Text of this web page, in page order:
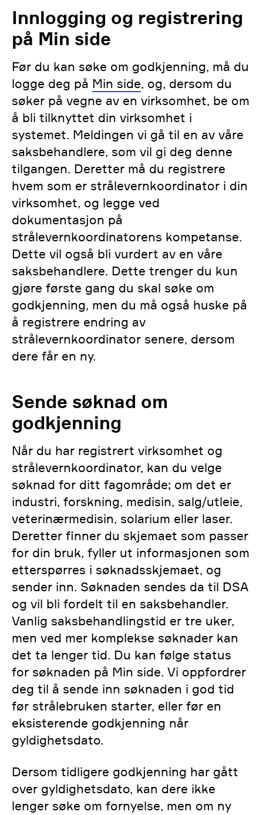
tilsetting av radioaktive stoffer i
produkter og salg av slike
produkter (Word)
MAL for sikkerhetsrapport
akselerator (Word)
MAL for sikkerhetsrapport
bestrålingsanlegg (Word)
MAL for sikkerhetsrapport
sporstoffundersøkelser (Word)
MAL for sikkerhetsrapport bruk
av ioniserende strålekilder til
kontroll av personer i
sikkerhetssammenheng (Word)
Mal for sikkerhetsrapport -
loggevirksomhet (Word)
MAL for sikkerhetsrapport sterke
kapslede kilder (Word)
og eksport av sterke radioaktive
kilder (Word)
MAL for sikkerheitsrapport
Mal for sikkerheitsrapport
industriell radiografi (Word)
Mal for sikkerheitsrapport for
tilsetjing av radioaktive stoff i
produkt og sal av slike produkt
(Word)
Mal for sikkerheitsrapport
akselerator (Word)
Mal for sikkerheitsrapport
bestrålingsanlegg (Word)
Mal for sikkerheitsrapport
sporstoffundersøkingar (Word)
Mal for sikkerheitsrapport bruk
av ioniserande strålekjelder til
sikkerheitssamanheng (Word)
Mal for sikkerheitsrapport
loggeverksemder (Word)
Mal for sikkerheitsrapport sterke
kapsla kjelder (Word)
Mal for sikkerheitsrapport import
og eksport av sterke radioaktive
kjelder (Word)
Innlogging og registrering
på Min side
Før du kan søke om godkjenning, må du
logge deg på Min side, og, dersom du
søker på vegne av en virksomhet, be om
å bli tilknyttet din virksomhet i
systemet. Meldingen vi gå til en av våre
saksbehandlere, som vil gi deg denne
tilgangen. Deretter må du registrere
hvem som er strålevernkoordinator i din
virksomhet, og legge ved
dokumentasjon på
strålevernkoordinatorens kompetanse.
Dette vil også bli vurdert av en våre
saksbehandlere. Dette trenger du kun
gjøre første gang du skal søke om
godkjenning, men du må også huske på
å registrere endring av
strålevernkoordinator senere, dersom
dere får en ny.
Sende søknad om
godkjenning
Når du har registrert virksomhet og
strålevernkoordinator, kan du velge
søknad for ditt fagområde; om det er
industri, forskning, medisin, salg/utleie,
veterinærmedisin, solarium eller laser.
Deretter finner du skjemaet som passer
for din bruk, fyller ut informasjonen som
etterspørres i søknadsskjemaet, og
sender inn. Søknaden sendes da til DSA
og vil bli fordelt til en saksbehandler.
Vanlig saksbehandlingstid er tre uker,
men ved mer komplekse søknader kan
det ta lenger tid. Du kan følge status
for søknaden på Min side. Vi oppfordrer
deg til å sende inn søknaden i god tid
før strålebruken starter, eller før en
eksisterende godkjenning når
gyldighetsdato.
Dersom tidligere godkjenning har gått
over gyldighetsdato, kan dere ikke
lenger søke om fornyelse, men om ny